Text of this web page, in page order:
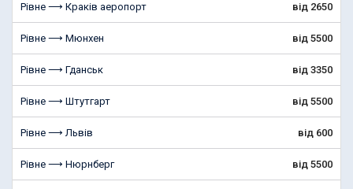
Рівне ⟶ Краків аеропорт від 2650
Рівне ⟶ Мюнхен від 5500
Рівне ⟶ Гданськ від 3350
Рівне ⟶ Штутгарт від 5500
Рівне ⟶ Львів від 600
Рівне ⟶ Нюрнберг від 5500